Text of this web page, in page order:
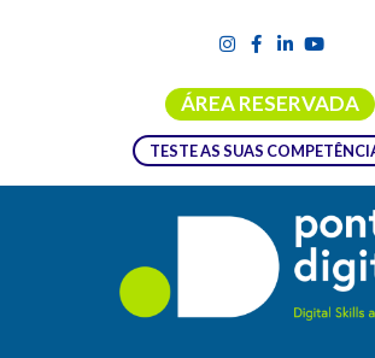
ÁREA RESERVADA
TESTE AS SUAS